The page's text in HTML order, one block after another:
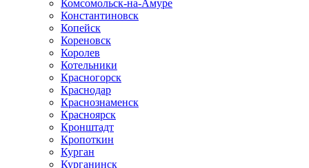
Комсомольск-на-Амуре
Константиновск
Копейск
Кореновск
Королев
Котельники
Красногорск
Краснодар
Краснознаменск
Красноярск
Кронштадт
Кропоткин
Курган
Курганинск